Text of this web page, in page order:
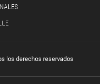
los derechos reservados